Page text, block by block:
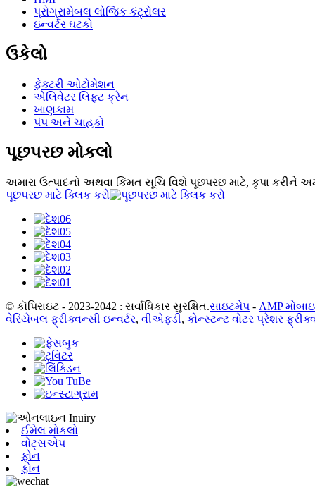
પ્રોગ્રામેબલ લોજિક કંટ્રોલર
ઇન્વર્ટર ઘટકો
ઉકેલો
ફેક્ટરી ઓટોમેશન
એલિવેટર લિફ્ટ ક્રેન
ખાણકામ
પંપ અને ચાહકો
પૂછપરછ મોકલો
અમારા ઉત્પાદનો અથવા કિંમત સૂચિ વિશે પૂછપરછ માટે, કૃપા કરીને
પૂછપરછ માટે ક્લિક કરો
© કૉપિરાઇટ - 2023-2042 : સર્વાધિકાર સુરક્ષિત.સાઇટમેપ - AMP
વેરિયેબલ ફ્રીક્વન્સી ઇન્વર્ટર, વીએફડી, કોન્સ્ટન્ટ વોટર પ્રેશર
ઈમેલ મોકલો
વોટ્સએપ
ફોન
ફોન